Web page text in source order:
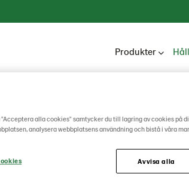
Produkter
alla cookies" samtycker du till lagring av cookies på
analysera webbplatsens användning och bistå i våra
Avvisa alla